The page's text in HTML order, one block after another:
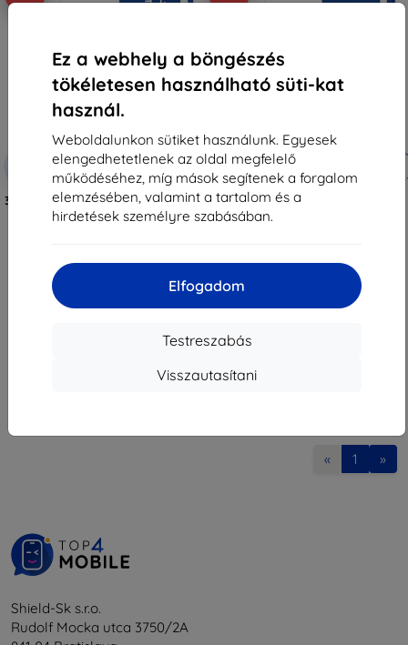
Ez a webhely a böngészés
tökéletesen használható süti-kat
használ.
Weboldalunkon sütiket használunk. Egyesek
elengedhetetlenek az oldal megfelelő
működéséhez, míg mások segítenek a forgalom
elemzésében, valamint a tartalom és a
hirdetések személyre szabásában.
Elfogadom
Testreszabás
Visszautasítani
Kedvezmény
kuponnal
EXTRA10
3MK ARC+ fólia Nothing Phone 2a
teljes képernyős fólia
Raktáron > 5 darab
-10%
Kedvezmény
kuponnal
3MK FlexibleGlass Nothing Phone
2a hibrid edzett üveg
Raktáron > 5 darab
« 1 »
Shield-Sk s.r.o.
Rudolf Mocka utca 3750/2A